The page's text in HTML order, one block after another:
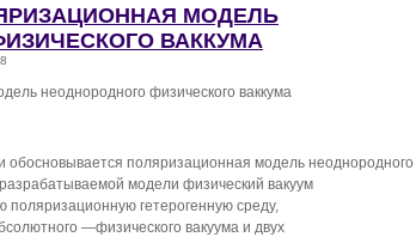
МОДЕЛЬ
ВАККУМА
неоднородного физического ваккума
и обосновывается поляризационная модель неоднородного
модели физический вакуум
поляризационную гетерогенную среду,
—физического вакуума и двух